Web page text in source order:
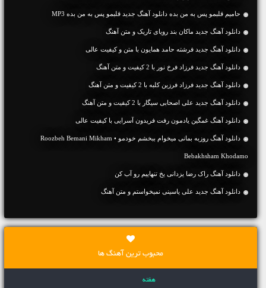
حامیم قلبمو پس به من بده دانلود آهنگ جدید قلبمو پس به من بده MP3
دانلود آهنگ جديد ماکان بند رویای تاریک و متن آهنگ
دانلود آهنگ جديد فرشته حامد همایون با متن و کیفیت عالی
دانلود آهنگ جديد فرزاد فرخ نور با 2 کیفیت و متن آهنگ
دانلود آهنگ جديد فرزاد فرزین کلبه با 2 کیفیت و متن آهنگ
دانلود آهنگ جديد علی اصحابی سیگار با 2 کیفیت و متن آهنگ
دانلود آهنگ غمگین یادمون رفت فریدون آسرایی با کیفیت عالی
دانلود آهنگ روزبه بمانی میخوام ببخشم خودمو • Roozbeh Bemani Mikham
Bebakhsham Khodamo
دانلود آهنگ راک رضا یزدانی یخ تنهاییم رو آب کن
دانلود آهنگ جديد علی یاسینی نمیخواستم و متن آهنگ
محبوب ترین آهنگ ها
هفته